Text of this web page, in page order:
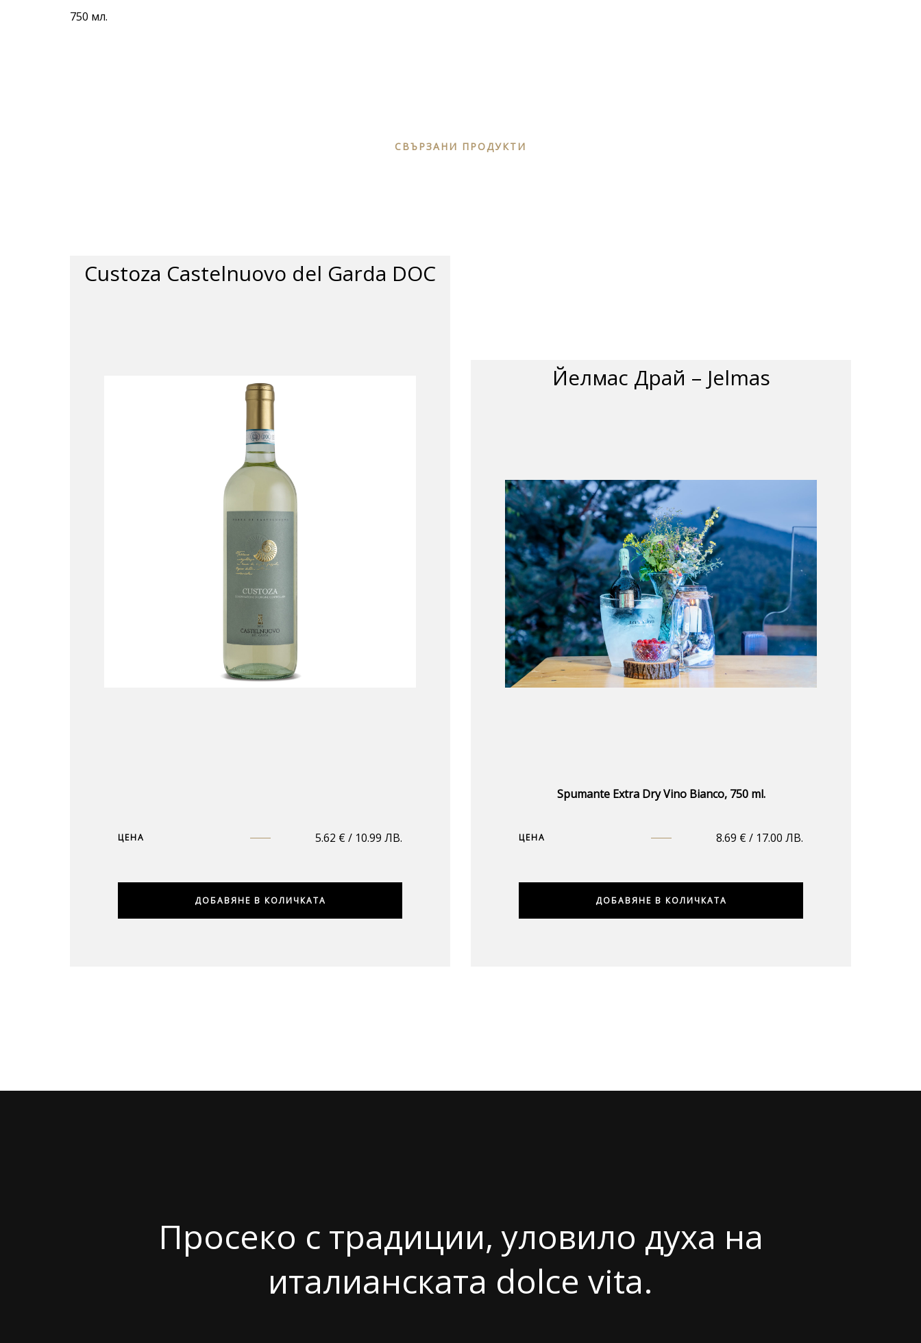
750 мл.
СВЪРЗАНИ ПРОДУКТИ
Custoza Castelnuovo del Garda DOC
ЦЕНА 5.62 € / 10.99 ЛВ.
ДОБАВЯНЕ В КОЛИЧКАТА
Йелмас Драй – Jelmas
Spumante Extra Dry Vino Bianco, 750 ml.
ЦЕНА 8.69 € / 17.00 ЛВ.
ДОБАВЯНЕ В КОЛИЧКАТА
Просеко с традиции, уловило духа на
италианската dolce vita.